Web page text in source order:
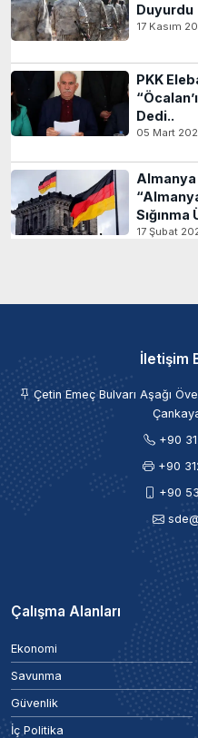
Duyurdu
17 Kasım
PKK
Dedi..
05 Mart
Almanya
Sığınma
17 Şubat
İletişim
Çetin Emeç Bulvarı Aşağı
+90
+90
+90
Çalışma Alanları
Ekonomi
Savunma
Güvenlik
İç Politika